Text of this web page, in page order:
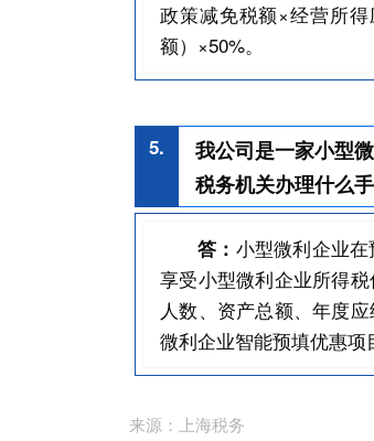
政策减免税额×经营所
额）×50%。
5.
我公司是一家小型
税务机关办理什么
答： 小型微利企业
享受小型微利企业所得
人数、资产总额、年度
微利企业智能预填优惠项
来源：上海税务